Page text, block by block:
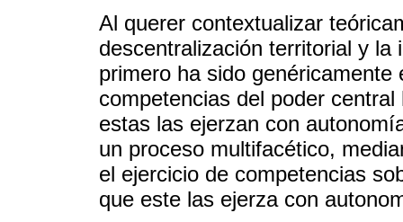
Al querer contextualizar
descentralización territorial y
primero ha sido
competencias del poder
estas las ejerzan con
un proceso multifacético,
el ejercicio de competencias
que este las ejerza con